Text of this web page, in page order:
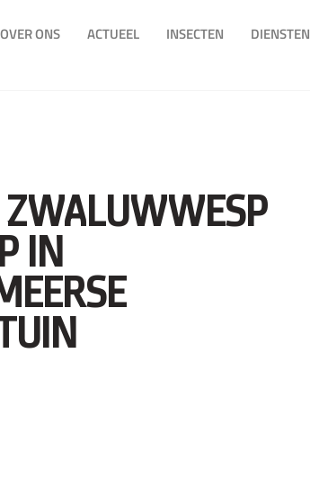
OVER ONS ACTUEEL INSECTEN DIENSTEN
IN